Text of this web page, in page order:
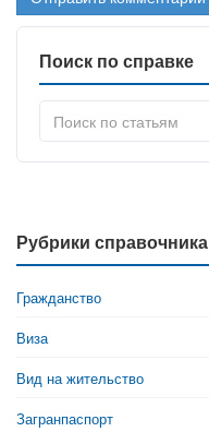
Поиск по справке
Рубрики справочника
Гражданство
Виза
Вид на жительство
Загранпаспорт